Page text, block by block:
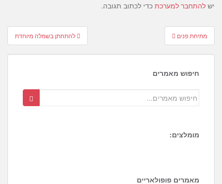
יש להתחבר למערכת כדי לכתוב תגובה.
Post
navigation
להתחתן בשמלה מיוחדת מתיחת פנים
חיפוש מאמרים
מומלצים:
8
מאמרים פופולאריים